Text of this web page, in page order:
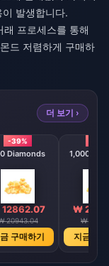
발생합니다.
프로세스를 통해
드 저렴하게 구매하
더 보기 ›
-39%
Diamonds
20943.04
구매하기
1,000
₩
₩
지금 구